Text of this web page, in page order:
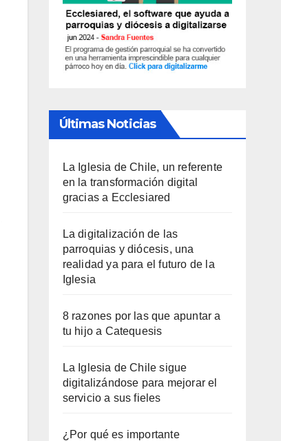
Últimas Noticias
La Iglesia de Chile, un referente
en la transformación digital
gracias a Ecclesiared
La digitalización de las
parroquias y diócesis, una
realidad ya para el futuro de la
Iglesia
8 razones por las que apuntar a
tu hijo a Catequesis
La Iglesia de Chile sigue
digitalizándose para mejorar el
servicio a sus fieles
¿Por qué es importante